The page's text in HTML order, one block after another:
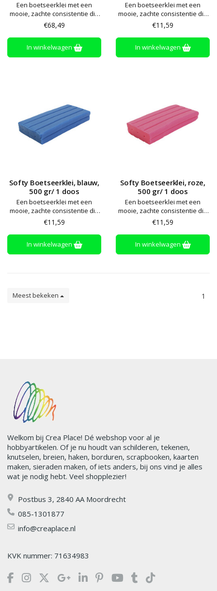
Een boetseerklei met een
mooie, zachte consistentie die
niet uitdroogt of afgeeft. Alle
kleuren zijn onderling
mengbaar. Gemakkelijk te
bewerken en te vormen – zelfs
voor kleine handen. Glutenvrij
€68,49
In winkelwagen
Een boetseerklei met een
mooie, zachte consistentie die
niet uitdroogt of afgeeft. Alle
kleuren zijn onderling
mengbaar. Gemakkelijk te
bewerken en te vormen – zelfs
voor kleine handen. Glutenvrij
€11,59
In winkelwagen
Softy Boetseerklei, blauw,
500 gr/ 1 doos
Een boetseerklei met een
mooie, zachte consistentie die
niet uitdroogt of afgeeft. Alle
kleuren zijn onderling
mengbaar. Gemakkelijk te
bewerken en te vormen – zelfs
voor kleine handen. Glutenvrij
€11,59
In winkelwagen
Softy Boetseerklei, roze,
500 gr/ 1 doos
Een boetseerklei met een
mooie, zachte consistentie die
niet uitdroogt of afgeeft. Alle
kleuren zijn onderling
mengbaar. Gemakkelijk te
bewerken en te vormen – zelfs
voor kleine handen. Glutenvrij
€11,59
In winkelwagen
Meest bekeken 1
Welkom bij Crea Place! Dé webshop voor al je
hobbyartikelen. Of je nu houdt van schilderen, tekenen,
knutselen, breien, haken, borduren, scrapbooken, kaarten
maken, sieraden maken, of iets anders, bij ons vind je alles
wat je nodig hebt. Veel shopplezier!
Postbus 3, 2840 AA Moordrecht
085-1301877
info@creaplace.nl
KVK nummer: 71634983